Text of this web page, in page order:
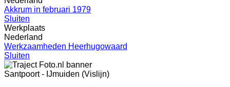
Akkrum in februari 1979
Sluiten
Werkplaats
Nederland
Werkzaamheden Heerhugowaard
Sluiten
Santpoort - IJmuiden (Vislijn)